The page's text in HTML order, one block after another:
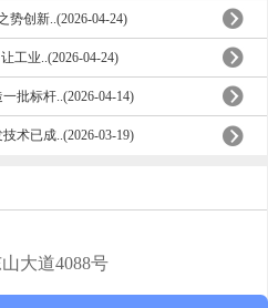
势创新..(2026-04-24)
工业..(2026-04-24)
批标杆..(2026-04-14)
术已成..(2026-03-19)
大道4088号